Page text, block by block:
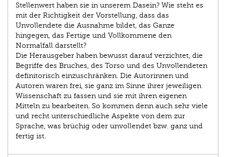
Stellenwert haben sie in unserem Dasein? Wie steht es
mit der Richtigkeit der Vorstellung, dass das
Unvollendete die Ausnahme bildet, das Ganze
hingegen, das Fertige und Vollkommene den
Normalfall darstellt?
Die Herausgeber haben bewusst darauf verzichtet, die
Begriffe des Bruches, des Torso und des Unvollendeten
definitorisch einzuschränken. Die Autorinnen und
Autoren waren frei, sie ganz im Sinne ihrer jeweiligen
Wissenschaft zu fassen und sie mit ihren eigenen
Mitteln zu bearbeiten. So kommen denn auch sehr viele
und recht unterschiedliche Aspekte von dem zur
Sprache, was brüchig oder unvollendet bzw. ganz und
fertig ist.